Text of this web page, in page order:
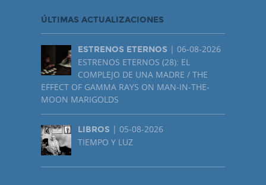
ÚLTIMAS ACTUALIZACIONES
ESTRENOS ETERNOS | 06-08-2026
ESTRENOS ETERNOS (28): EL
COMPLEJO DE UNA MADRE / THE
EFFECT OF GAMMA RAYS ON MAN-IN-THE-
MOON MARIGOLDS
LIBROS | 05-08-2026
TIEMPO Y LUZ